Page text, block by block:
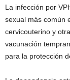
La infección por
sexual más común
cervicouterino y
vacunación
para la protección